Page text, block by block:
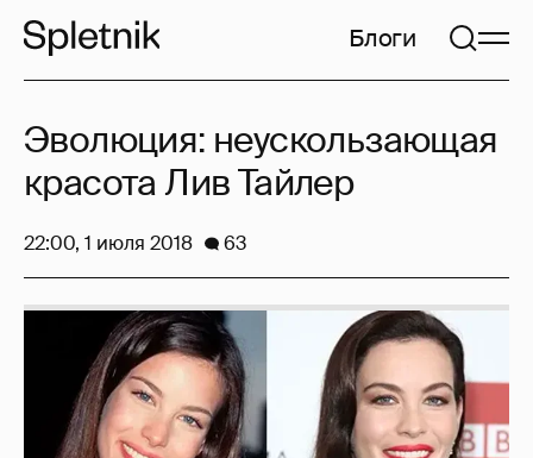
Блоги
Эволюция: неускользающая
красота Лив Тайлер
22:00, 1 июля 2018 63